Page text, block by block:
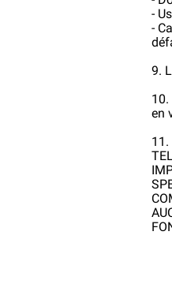
-
-
9.
en
11.